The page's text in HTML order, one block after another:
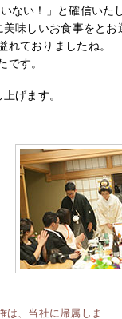
ない！」と確信いた
味しいお食事をとお
れておりましたね。
です。
げます。
は、当社に帰属しま